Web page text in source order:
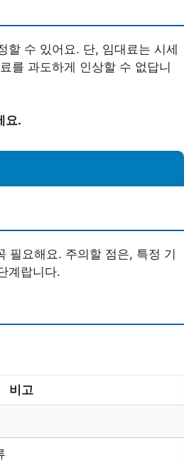
할 수 있어요. 단, 임대료는 시세
를 과도하게 인상할 수 없답니
요.
필요해요. 주의할 점은, 특정 기
계랍니다.
비고